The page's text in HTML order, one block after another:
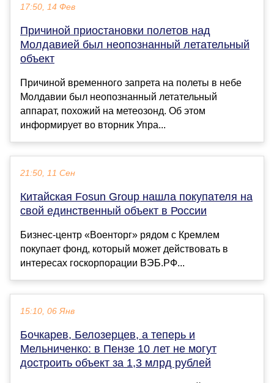
17:50, 14 Фев
Причиной приостановки полетов над
Молдавией был неопознанный летательный
объект
Причиной временного запрета на полеты в небе
Молдавии был неопознанный летательный
аппарат, похожий на метеозонд. Об этом
информирует во вторник Упра...
21:50, 11 Сен
Китайская Fosun Group нашла покупателя на
свой единственный объект в России
Бизнес-центр «Военторг» рядом с Кремлем
покупает фонд, который может действовать в
интересах госкорпорации ВЭБ.РФ...
15:10, 06 Янв
Бочкарев, Белозерцев, а теперь и
Мельниченко: в Пензе 10 лет не могут
достроить объект за 1,3 млрд рублей